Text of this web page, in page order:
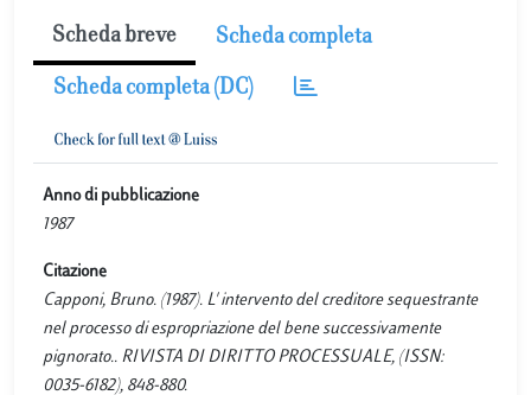
Scheda breve Scheda completa
Scheda completa (DC)
Anno di pubblicazione
1987
Citazione
Capponi, Bruno. (1987). L' intervento del creditore sequestrante
nel processo di espropriazione del bene successivamente
pignorato.. RIVISTA DI DIRITTO PROCESSUALE, (ISSN:
0035-6182), 848-880.